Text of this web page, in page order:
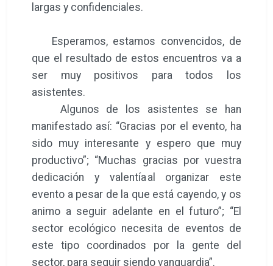
largas y confidenciales.
Esperamos, estamos convencidos, de
que el resultado de estos encuentros va a
ser muy positivos para todos los
asistentes.
Algunos de los asistentes se han
manifestado así: “Gracias por el evento, ha
sido muy interesante y espero que muy
productivo”; “Muchas gracias por vuestra
dedicación y valentía al organizar este
evento a pesar de la que está cayendo, y os
animo a seguir adelante en el futuro”; “El
sector ecológico necesita de eventos de
este tipo coordinados por la gente del
sector, para seguir siendo vanguardia”.